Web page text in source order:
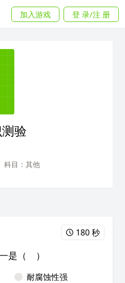
加入游戏 登 录/注 册
验
科目：其他
180 秒
是（ ）
耐腐蚀性强